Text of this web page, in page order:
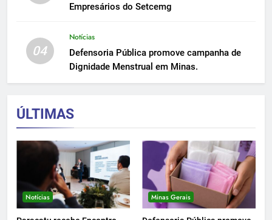
Empresários do Setcemg
04
Notícias
Defensoria Pública promove campanha de
Dignidade Menstrual em Minas.
ÚLTIMAS
Notícias Minas Gerais